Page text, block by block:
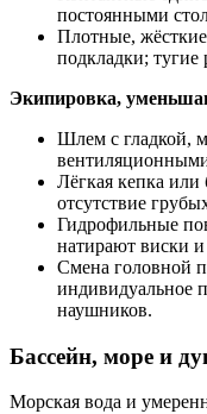
постоянными
Плотные,
подкладки;
Экипировка,
Шлем с гладкой,
Лёгкая кепка
отсутствие
Гидрофильные
натирают виски и
Смена головной
индивидуальное
наушников.
Бассейн, море и
Морская вода и